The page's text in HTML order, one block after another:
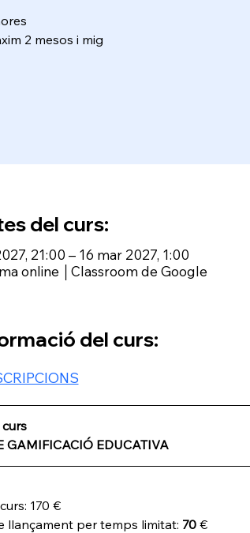
2 mesos i mig
del curs:
21:00 – 16 mar 2027, 1:00
online │Classroom de Google
del curs:
GAMIFICACIÓ EDUCATIVA
170 €
llançament per temps limitat: 70 €